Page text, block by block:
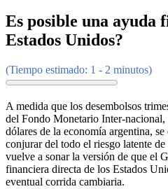
Es posible una ayuda
Estados Unidos?
(Tiempo estimado: 1 - 2 minutos)
A medida que los desembolsos
del Fondo Monetario Inter-
dólares de la economía argentina,
conjurar del todo el riesgo latente
vuelve a sonar la versión de que el
financiera directa de los Estados
eventual corrida cambiaria.